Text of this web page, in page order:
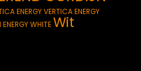
ENERGYVERTICA ENERGY
WHITEWit